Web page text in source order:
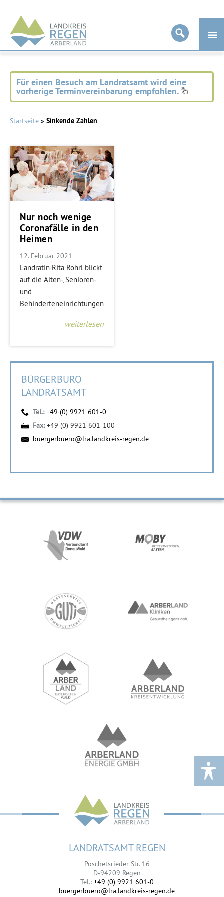
Landkreis
Regen
Für einen Besuch am Landratsamt wird eine
vorherige Terminvereinbarung empfohlen.
Startseite » Sinkende Zahlen
Nur noch wenige
Coronafälle in den
Heimen
12. Februar 2021
Landrätin Rita Röhrl blickt
auf die Alten-, Senioren-
und
Behinderteneinrichtungen
weiterlesen
BÜRGERBÜRO
LANDRATSAMT
Tel.:+49 (0) 9921 601-0
Fax:+49 (0) 9921 601-100
buergerbuero@lra.landkreis-regen.de
LANDRATSAMT REGEN
Poschetsrieder Str. 16
D-94209 Regen
Tel.: +49 (0) 9921 601-0
buergerbuero@lra.landkreis-regen.de